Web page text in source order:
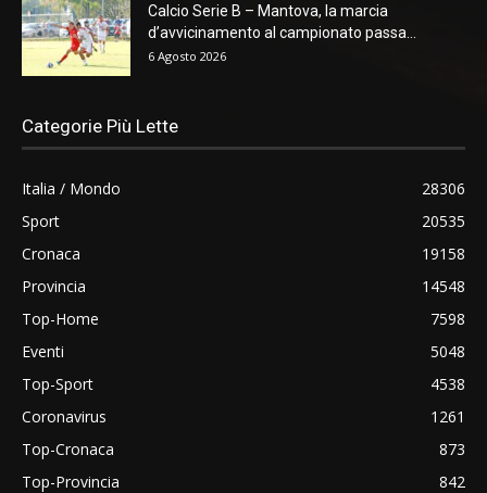
Calcio Serie B – Mantova, la marcia
d’avvicinamento al campionato passa...
6 Agosto 2026
Categorie Più Lette
Italia / Mondo
28306
Sport
20535
Cronaca
19158
Provincia
14548
Top-Home
7598
Eventi
5048
Top-Sport
4538
Coronavirus
1261
Top-Cronaca
873
Top-Provincia
842